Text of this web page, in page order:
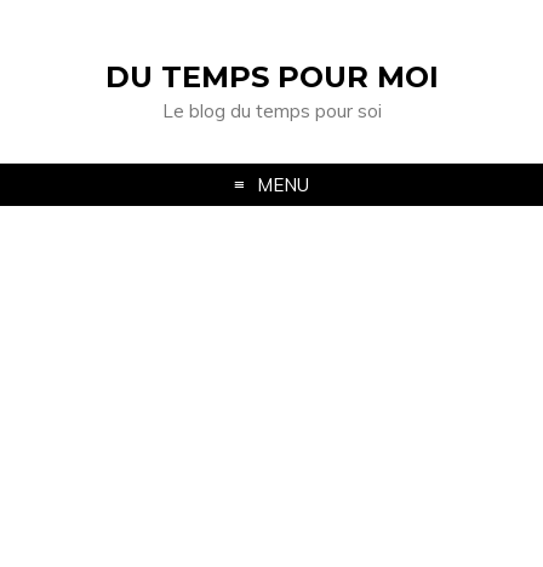
DU TEMPS POUR MOI
Le blog du temps pour soi
MENU